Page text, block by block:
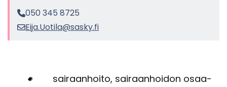
050 345 8725
Eija.Uo­ti­la@sasky.fi
sai­raan­hoi­to, sai­raan­hoi­don osaa­